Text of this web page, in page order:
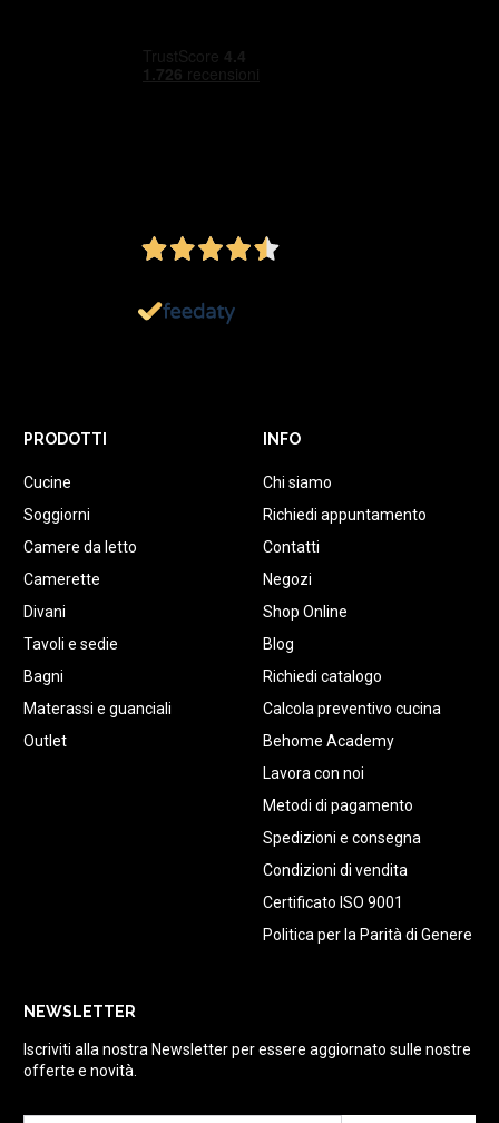
PRODOTTI
Cucine
Soggiorni
Camere da letto
Camerette
Divani
Tavoli e sedie
Bagni
Materassi e guanciali
Outlet
INFO
Chi siamo
Richiedi appuntamento
Contatti
Negozi
Shop Online
Blog
Richiedi catalogo
Calcola preventivo cucina
Behome Academy
Lavora con noi
Metodi di pagamento
Spedizioni e consegna
Condizioni di vendita
Certificato ISO 9001
Politica per la Parità di Genere
NEWSLETTER
Iscriviti alla nostra Newsletter per essere aggiornato sulle nostre
offerte e novità.